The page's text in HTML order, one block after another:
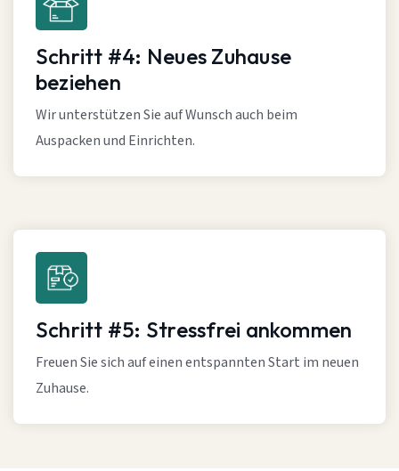
Schritt #4: Neues Zuhause
beziehen
Wir unterstützen Sie auf Wunsch auch beim
Auspacken und Einrichten.
Schritt #5: Stressfrei ankommen
Freuen Sie sich auf einen entspannten Start im neuen
Zuhause.